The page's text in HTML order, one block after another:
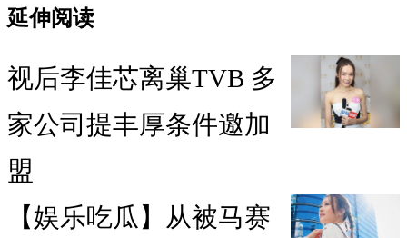
延伸阅读
视后李佳芯离巢TVB 多
家公司提丰厚条件邀加
盟
【娱乐吃瓜】从被马赛